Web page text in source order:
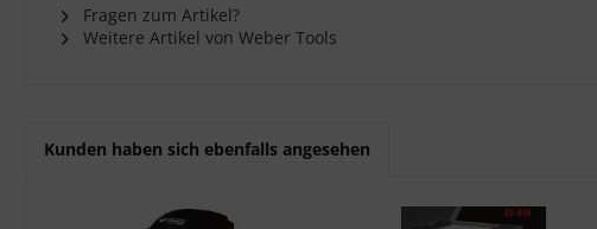
Fragen zum Artikel?
Weitere Artikel von Weber Tools
Kunden haben sich ebenfalls angesehen